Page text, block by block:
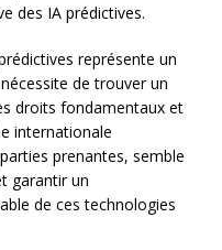
des IA prédictives.
représente un
de trouver un
droits fondamentaux et
internationale
prenantes, semble
garantir un
de ces technologies